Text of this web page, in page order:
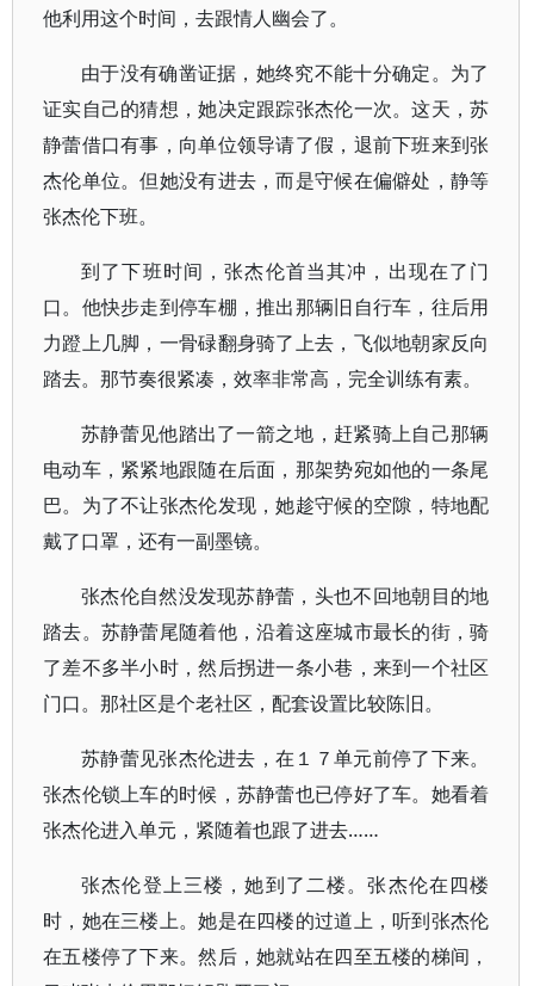
他利用这个时间，去跟情人幽会了。
由于没有确凿证据，她终究不能十分确定。为了
证实自己的猜想，她决定跟踪张杰伦一次。这天，苏
静蕾借口有事，向单位领导请了假，退前下班来到张
杰伦单位。但她没有进去，而是守候在偏僻处，静等
张杰伦下班。
到了下班时间，张杰伦首当其冲，出现在了门
口。他快步走到停车棚，推出那辆旧自行车，往后用
力蹬上几脚，一骨碌翻身骑了上去，飞似地朝家反向
踏去。那节奏很紧凑，效率非常高，完全训练有素。
苏静蕾见他踏出了一箭之地，赶紧骑上自己那辆
电动车，紧紧地跟随在后面，那架势宛如他的一条尾
巴。为了不让张杰伦发现，她趁守候的空隙，特地配
戴了口罩，还有一副墨镜。
张杰伦自然没发现苏静蕾，头也不回地朝目的地
踏去。苏静蕾尾随着他，沿着这座城市最长的街，骑
了差不多半小时，然后拐进一条小巷，来到一个社区
门口。那社区是个老社区，配套设置比较陈旧。
苏静蕾见张杰伦进去，在１７单元前停了下来。
张杰伦锁上车的时候，苏静蕾也已停好了车。她看着
张杰伦进入单元，紧随着也跟了进去……
张杰伦登上三楼，她到了二楼。张杰伦在四楼
时，她在三楼上。她是在四楼的过道上，听到张杰伦
在五楼停了下来。然后，她就站在四至五楼的梯间，